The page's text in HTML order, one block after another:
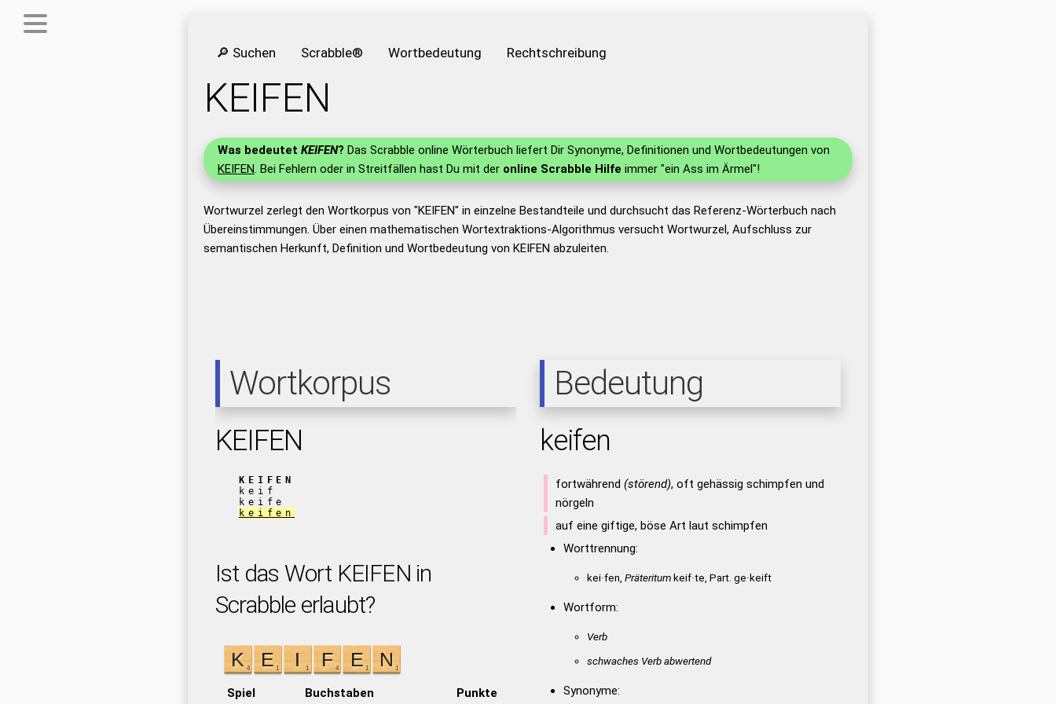
🔎 Suchen Scrabble® Wortbedeutung Rechtschreibung
KEIFEN
Was bedeutet KEIFEN? Das Scrabble online Wörterbuch liefert Dir Synonyme, Definitionen und Wortbedeutungen von
KEIFEN. Bei Fehlern oder in Streitfällen hast Du mit der online Scrabble Hilfe immer "ein Ass im Ärmel"!
Wortwurzel zerlegt den Wortkorpus von "KEIFEN" in einzelne Bestandteile und durchsucht das Referenz-Wörterbuch nach
Übereinstimmungen. Über einen mathematischen Wortextraktions-Algorithmus versucht Wortwurzel, Aufschluss zur
semantischen Herkunft, Definition und Wortbedeutung von KEIFEN abzuleiten.
Wortkorpus
KEIFEN
KEIFEN
keif
keife
keifen
Ist das Wort KEIFEN in
Scrabble erlaubt?
Spiel Buchstaben Punkte
Bedeutung
keifen
fortwährend (störend), oft gehässig schimpfen und
nörgeln
auf eine giftige, böse Art laut schimpfen
Worttrennung:
kei·fen, Präteritumkeif·te, Part. ge·keift
Wortform:
Verb
schwaches Verb abwertend
Synonyme: